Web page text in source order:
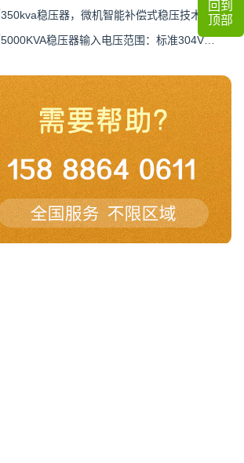
350kva稳压器，微机智能补偿式稳压技术…
5000KVA稳压器输入电压范围：标准304V…
回到
顶部